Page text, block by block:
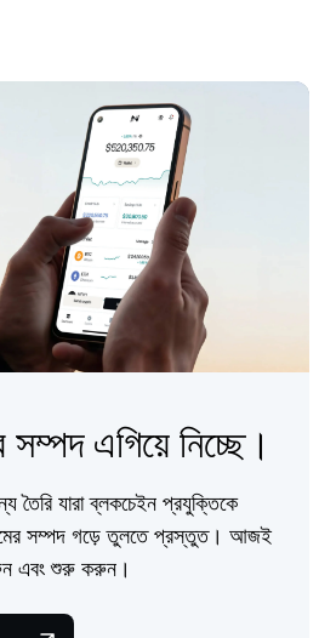
সম্পদ এগিয়ে নিচ্ছে।
যারা ব্লকচেইন প্রযুক্তিকে
সম্পদ গড়ে তুলতে প্রস্তুত। আজই
এবং শুরু করুন।